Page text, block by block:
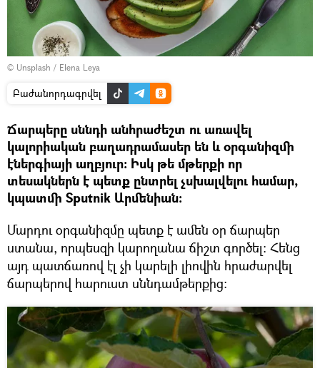
© Unsplash / Elena Leya
Բաժանորդագրվել
Ճարպերը սննդի անհրաժեշտ ու առավել
կալորիական բաղադրամասեր են և օրգանիզմի
էներգիայի աղբյուր։ Իսկ թե մթերքի որ
տեսակներն է պետք ընտրել չսխալվելու համար,
կպատմի Sputnik Արմենիան։
Մարդու օրգանիզմը պետք է ամեն օր ճարպեր
ստանա, որպեսզի կարողանա ճիշտ գործել։ Հենց
այդ պատճառով էլ չի կարելի լիովին հրաժարվել
ճարպերով հարուստ սննդամթերքից։